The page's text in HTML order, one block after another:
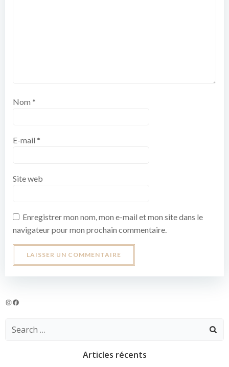
Nom *
E-mail *
Site web
Enregistrer mon nom, mon e-mail et mon site dans le
navigateur pour mon prochain commentaire.
Instagram
Facebook
Search
Articles récents